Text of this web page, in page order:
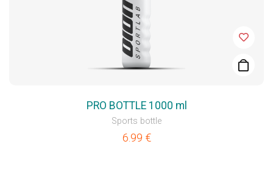
PRO BOTTLE 1000 ml
Sports bottle
6.99 €